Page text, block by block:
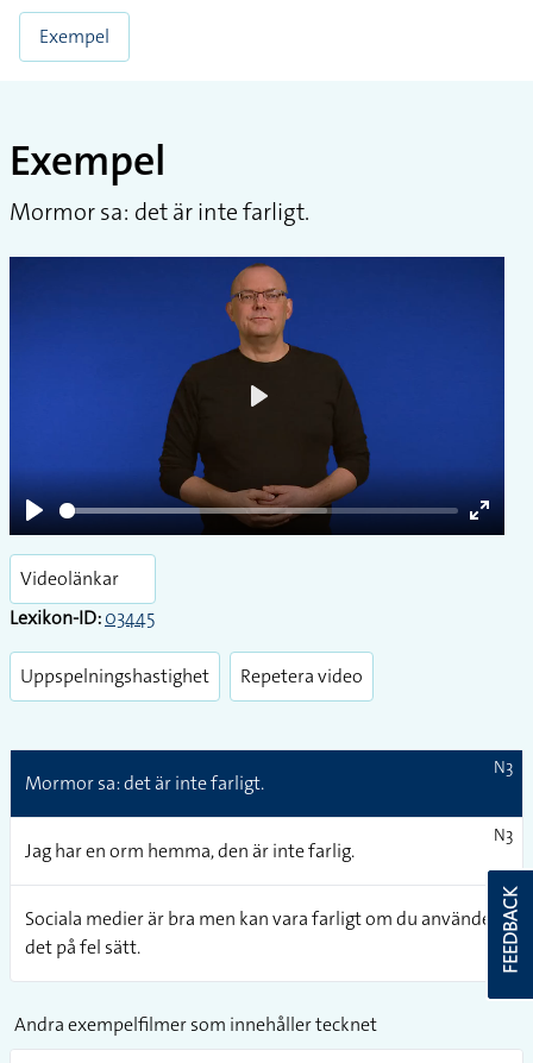
Exempel
Exempel
Mormor sa: det är inte farligt.
Play
Enter
Videolänkar
Lexikon-ID:03445
Uppspelningshastighet Repetera video
Mormor sa: det är inte farligt.
N3
Jag har en orm hemma, den är inte farlig.
N3
Sociala medier är bra men kan vara farligt om du använder
det på fel sätt.
N3
Andra exempelfilmer som innehåller tecknet
FEEDBACK